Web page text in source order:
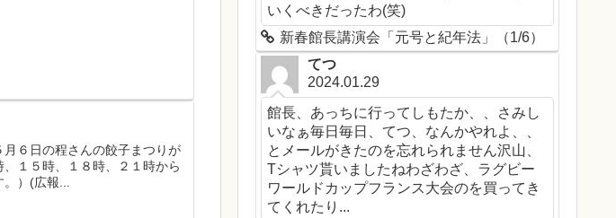
６日の程さんの餃子まつりが
１５時、１８時、２１時から
）(広報...
いくべきだったわ(笑)
新春館長講演会「元号と紀年法」（1/6）
てつ
2024.01.29
館長、あっちに行ってしもたか、、さみし
いなぁ毎日毎日、てつ、なんかやれよ、、
とメールがきたのを忘れられません沢山、
Tシャツ貰いましたねわざわざ、ラグビー
ワールドカップフランス大会のを買ってき
てくれたり...